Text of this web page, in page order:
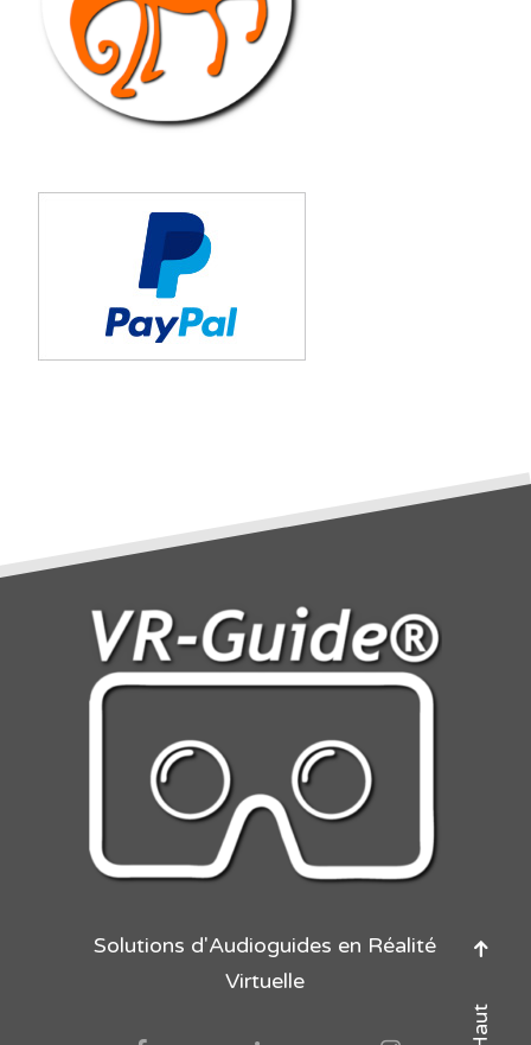
Solutions d'Audioguides en Réalité
Virtuelle